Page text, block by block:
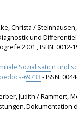
Christa /
und
2001 , ISBN: 0012-
Sozialisation und
69733 - ISSN:
Judith / Rammert,